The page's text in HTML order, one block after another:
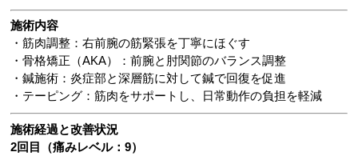
施術内容
・筋肉調整：右前腕の筋緊張を丁寧にほぐす
・骨格矯正（AKA）：前腕と肘関節のバランス調整
・鍼施術：炎症部と深層筋に対して鍼で回復を促進
・テーピング：筋肉をサポートし、日常動作の負担を軽減
施術経過と改善状況
2回目（痛みレベル：9）